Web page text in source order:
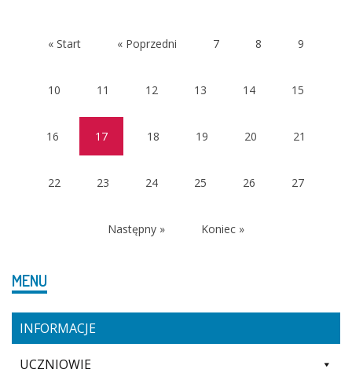
« Start « Poprzedni 7 8 9
10 11 12 13 14 15
16
17
18 19 20 21
22 23 24 25 26 27
Następny » Koniec »
MENU
INFORMACJE
UCZNIOWIE